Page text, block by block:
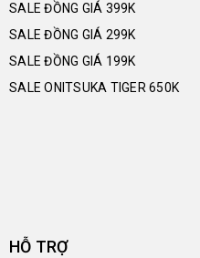
SALE ĐỒNG GIÁ 399K
SALE ĐỒNG GIÁ 299K
SALE ĐỒNG GIÁ 199K
SALE ONITSUKA TIGER 650K
HỖ TRỢ